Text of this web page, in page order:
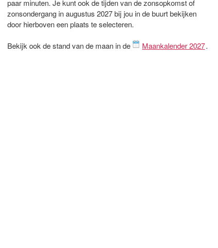
paar minuten. Je kunt ook de tijden van de zonsopkomst of
zonsondergang in augustus 2027 bij jou in de buurt bekijken
door hierboven een plaats te selecteren.
Bekijk ook de stand van de maan in de Maankalender 2027.